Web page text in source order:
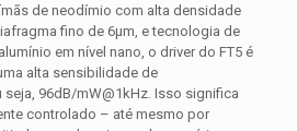
de neodímio com alta densidade
fino de 6μm, e tecnologia de
em nível nano, o driver do FT5 é
alta sensibilidade de
seja, 96dB/mW@1kHz. Isso significa
controlado – até mesmo por